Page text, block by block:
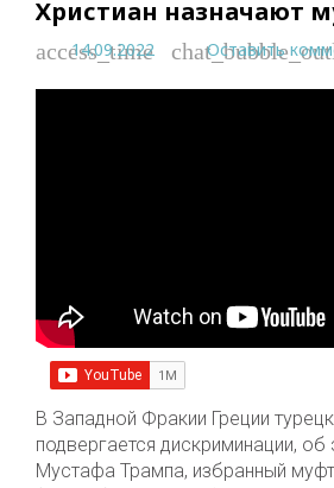
Христиан назначают
access_time
14.09.2022 Оставить
В Западной Фракии Греции
подвергается дискриминации,
Мустафа Трампа, избранный